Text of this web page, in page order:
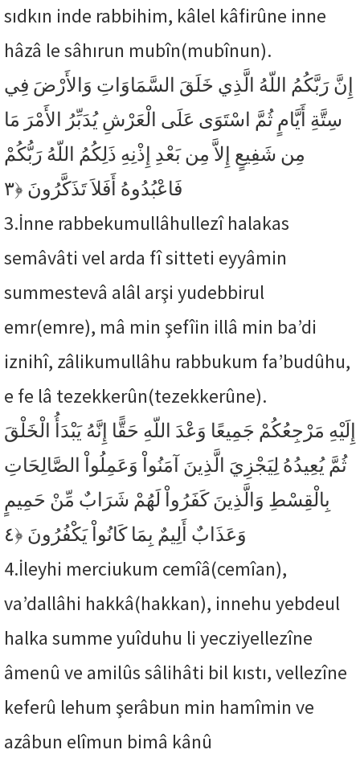
sıdkın inde rabbihim, kâlel kâfirûne inne
hâzâ le sâhırun mubîn(mubînun).
إِنَّ رَبَّكُمُ اللّهُ الَّذِي خَلَقَ السَّمَاوَاتِ وَالأَرْضَ فِي
سِتَّةِ أَيَّامٍ ثُمَّ اسْتَوَى عَلَى الْعَرْشِ يُدَبِّرُ الأَمْرَ مَا
مِن شَفِيعٍ إِلاَّ مِن بَعْدِ إِذْنِهِ ذَلِكُمُ اللّهُ رَبُّكُمْ
فَاعْبُدُوهُ أَفَلاَ تَذَكَّرُونَ ﴿٣
3.İnne rabbekumullâhullezî halakas
semâvâti vel arda fî sitteti eyyâmin
summestevâ alâl arşi yudebbirul
emr(emre), mâ min şefîin illâ min ba’di
iznihî, zâlikumullâhu rabbukum fa’budûhu,
e fe lâ tezekkerûn(tezekkerûne).
إِلَيْهِ مَرْجِعُكُمْ جَمِيعًا وَعْدَ اللّهِ حَقًّا إِنَّهُ يَبْدَأُ الْخَلْقَ
ثُمَّ يُعِيدُهُ لِيَجْزِيَ الَّذِينَ آمَنُواْ وَعَمِلُواْ الصَّالِحَاتِ
بِالْقِسْطِ وَالَّذِينَ كَفَرُواْ لَهُمْ شَرَابٌ مِّنْ حَمِيمٍ
وَعَذَابٌ أَلِيمٌ بِمَا كَانُواْ يَكْفُرُونَ ﴿٤
4.İleyhi merciukum cemîâ(cemîan),
va’dallâhi hakkâ(hakkan), innehu yebdeul
halka summe yuîduhu li yecziyellezîne
âmenû ve amilûs sâlihâti bil kıstı, vellezîne
keferû lehum şerâbun min hamîmin ve
azâbun elîmun bimâ kânû